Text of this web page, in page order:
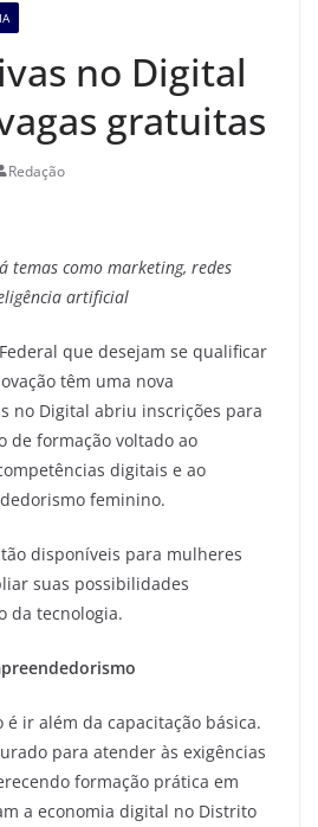
no Digital
gratuitas
Redação
temas como marketing, redes
artificial
que desejam se qualificar
têm uma nova
no Digital abriu inscrições para
de formação voltado ao
digitais e ao
feminino.
disponíveis para mulheres
suas possibilidades
da tecnologia.
ir além da capacitação básica.
para atender às exigências
formação prática em
a economia digital no Distrito